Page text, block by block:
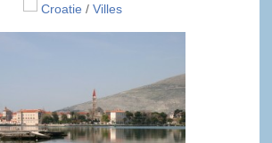
Croatie / Villes